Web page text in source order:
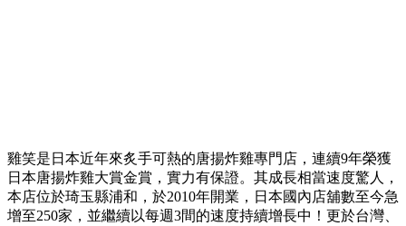
雞笑是日本近年來炙手可熱的唐揚炸雞專門店，連續9年榮獲
日本唐揚炸雞大賞金賞，實力有保證。其成長相當速度驚人，
本店位於琦玉縣浦和，於2010年開業，日本國內店舖數至今急
增至250家，並繼續以每週3間的速度持續增長中！更於台灣、